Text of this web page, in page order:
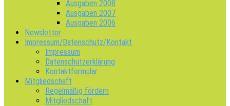
Ausgaben 2008
Ausgaben 2007
Ausgaben 2006
Newsletter
Impressum/Datenschutz/Kontakt
Impressum
Datenschutzerklärung
Kontaktformular
Mitgliedschaft
Regelmäßig fördern
Mitgliedschaft